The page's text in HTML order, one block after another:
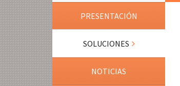
PRESENTACIÓN
SOLUCIONES
NOTICIAS